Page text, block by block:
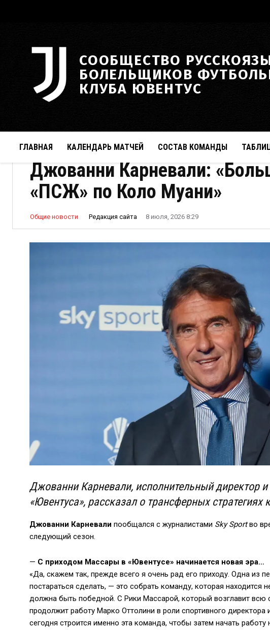
СООБЩЕСТВО
БОЛЕЛЬЩИКОВ
КЛУБА ЮВЕНТУС
ГЛАВНАЯ КАЛЕНДАРЬ МАТЧЕЙ СОСТАВ КОМАНДЫ
Джованни Карневали:
«ПСЖ» по Коло Муани»
Общие новости Редакция сайта 8 июля, 2026 8:29
Джованни Карневали, исполнительный директор
«Ювентуса», рассказал о трансферных стратегиях
Джованни Карневали пообщался с журналистами Sky Sportво
следующий сезон.
— С приходом Массары в «Ювентусе» начинается новая эра…
«Да, скажем так, прежде всего я очень рад его приходу. Одна из
постараться сделать, — это собрать команду, которая находится
должна быть победной. С Рики Массарой, который возглавит всю
продолжит работу Марко Оттолини в роли спортивного
сегодня строится именно эта команда, чтобы затем начать